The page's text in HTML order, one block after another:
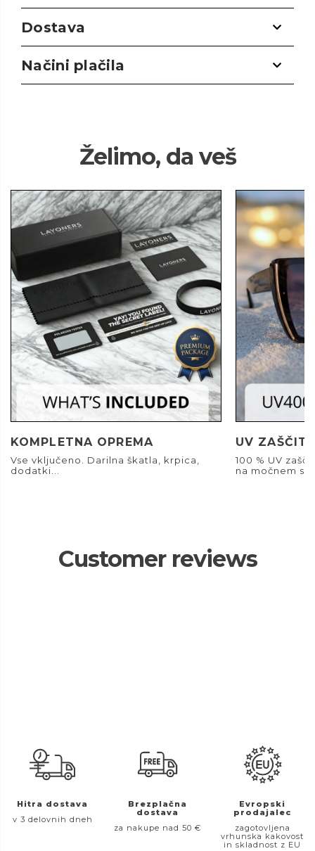
Dostava
Načini plačila
Želimo, da veš
KOMPLETNA OPREMA
Vse vključeno. Darilna škatla, krpica,
dodatki...
UV
100 % UV
na močnem
Customer reviews
Hitra dostava
v 3 delovnih dneh
Brezplačna
dostava
za nakupe nad 50 €
Evropski
prodajalec
zagotovljena
vrhunska kakovost
in skladnost z EU